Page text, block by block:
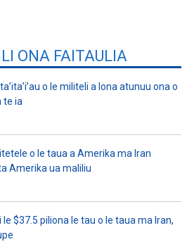
ONA FAITAULIA
o le militeli a lona atunuu ona o
te ia
o le taua a Amerika ma Iran
Amerika ua maliliu
le $37.5 piliona le tau o le taua ma Iran,